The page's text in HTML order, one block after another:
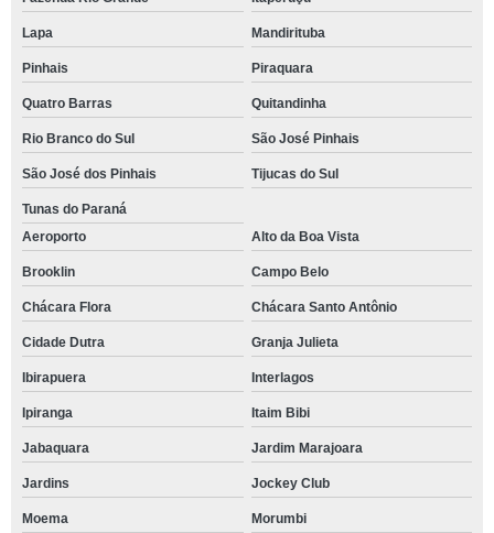
Lapa Mandirituba
Pinhais Piraquara
Quatro Barras Quitandinha
Rio Branco do Sul São José Pinhais
São José dos Pinhais Tijucas do Sul
Tunas do Paraná
Aeroporto
Alto da Boa Vista
Brooklin Campo Belo
Chácara Flora Chácara Santo Antônio
Cidade Dutra Granja Julieta
Ibirapuera Interlagos
Ipiranga Itaim Bibi
Jabaquara Jardim Marajoara
Jardins Jockey Club
Moema Morumbi